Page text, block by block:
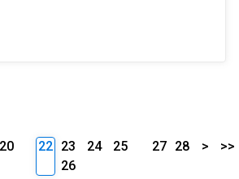
20
22 23 24
25
26
27 28 > >>